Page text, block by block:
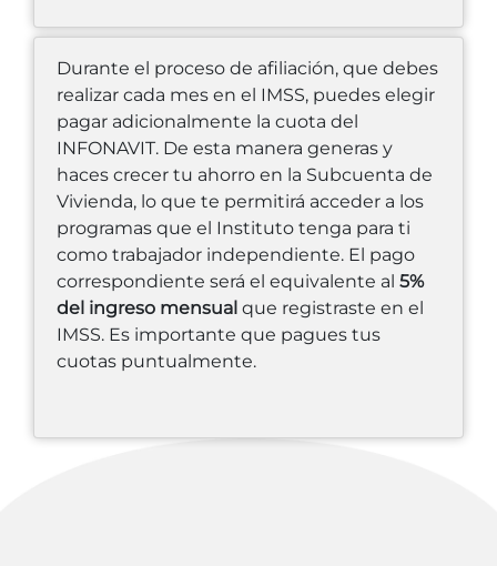
Durante el proceso de afiliación, que debes
realizar cada mes en el IMSS, puedes elegir
pagar adicionalmente la cuota del
INFONAVIT. De esta manera generas y
haces crecer tu ahorro en la Subcuenta de
Vivienda, lo que te permitirá acceder a los
programas que el Instituto tenga para ti
como trabajador independiente. El pago
correspondiente será el equivalente al 5%
del ingreso mensual que registraste en el
IMSS. Es importante que pagues tus
cuotas puntualmente.